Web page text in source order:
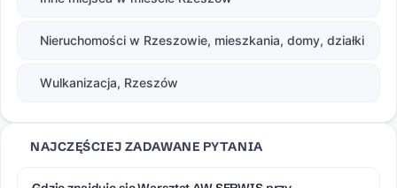
Nieruchomości w Rzeszowie, mieszkania, domy, działki
Wulkanizacja, Rzeszów
NAJCZĘŚCIEJ ZADAWANE PYTANIA